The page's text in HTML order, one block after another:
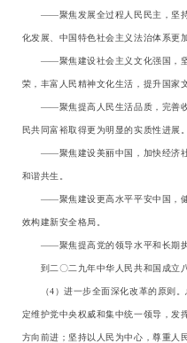
——聚焦发展全过程人民民主，坚持
化发展、中国特色社会主义法治体系更
——聚焦建设社会主义文化强国，坚
荣，丰富人民精神文化生活，提升国家
——聚焦提高人民生活品质，完善收
民共同富裕取得更为明显的实质性进展
——聚焦建设美丽中国，加快经济社
和谐共生。
——聚焦建设更高水平平安中国，健
效构建新安全格局。
——聚焦提高党的领导水平和长期执
到二〇二九年中华人民共和国成立
（4）进一步全面深化改革的原则。
定维护党中央权威和集中统一领导，发
方向前进；坚持以人民为中心，尊重人